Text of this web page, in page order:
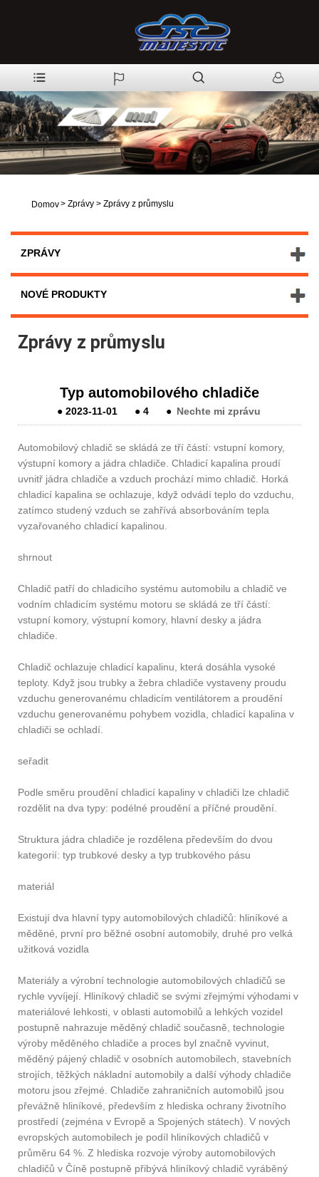
Domov> Zprávy > Zprávy z průmyslu
ZPRÁVY
NOVÉ PRODUKTY
Zprávy z průmyslu
Typ automobilového chladiče
● 2023-11-01 ● 4 ● Nechte mi zprávu
Automobilový chladič se skládá ze tří částí: vstupní komory,
výstupní komory a jádra chladiče. Chladicí kapalina proudí
uvnitř jádra chladiče a vzduch prochází mimo chladič. Horká
chladicí kapalina se ochlazuje, když odvádí teplo do vzduchu,
zatímco studený vzduch se zahřívá absorbováním tepla
vyzařovaného chladicí kapalinou.
shrnout
Chladič patří do chladicího systému automobilu a chladič ve
vodním chladicím systému motoru se skládá ze tří částí:
vstupní komory, výstupní komory, hlavní desky a jádra
chladiče.
Chladič ochlazuje chladicí kapalinu, která dosáhla vysoké
teploty. Když jsou trubky a žebra chladiče vystaveny proudu
vzduchu generovanému chladicím ventilátorem a proudění
vzduchu generovanému pohybem vozidla, chladicí kapalina v
chladiči se ochladí.
seřadit
Podle směru proudění chladicí kapaliny v chladiči lze chladič
rozdělit na dva typy: podélné proudění a příčné proudění.
Struktura jádra chladiče je rozdělena především do dvou
kategorií: typ trubkové desky a typ trubkového pásu
materiál
Existují dva hlavní typy automobilových chladičů: hliníkové a
měděné, první pro běžné osobní automobily, druhé pro velká
užitková vozidla
Materiály a výrobní technologie automobilových chladičů se
rychle vyvíjejí. Hliníkový chladič se svými zřejmými výhodami v
materiálové lehkosti, v oblasti automobilů a lehkých vozidel
postupně nahrazuje měděný chladič současně, technologie
výroby měděného chladiče a proces byl značně vyvinut,
měděný pájený chladič v osobních automobilech, stavebních
strojích, těžkých nákladní automobily a další výhody chladiče
motoru jsou zřejmé. Chladiče zahraničních automobilů jsou
převážně hliníkové, především z hlediska ochrany životního
prostředí (zejména v Evropě a Spojených státech). V nových
evropských automobilech je podíl hliníkových chladičů v
průměru 64 %. Z hlediska rozvoje výroby automobilových
chladičů v Číně postupně přibývá hliníkový chladič vyráběný